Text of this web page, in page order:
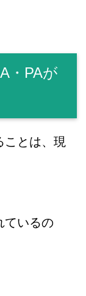
・PAが
ことは、現
ているの